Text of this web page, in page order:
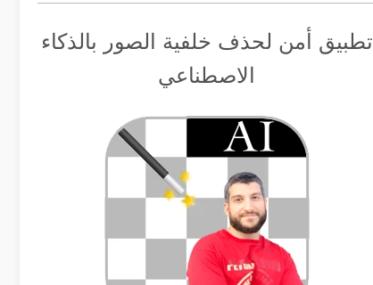
تطبيق أمن لحذف خلفية الصور بالذكاء
الاصطناعي